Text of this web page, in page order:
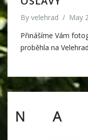
By velehrad / May
Přinášíme Vám
proběhla na